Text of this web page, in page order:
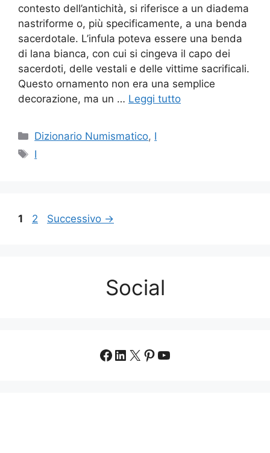
contesto dell’antichità, si riferisce a un diadema
nastriforme o, più specificamente, a una benda
sacerdotale. L’infula poteva essere una benda
di lana bianca, con cui si cingeva il capo dei
sacerdoti, delle vestali e delle vittime sacrificali.
Questo ornamento non era una semplice
decorazione, ma un … Leggi tutto
Categorie
Dizionario Numismatico, I
Tag
I
Pagina
1 Pagina
2 Successivo →
Social
Facebook
LinkedIn
X Pinterest
YouTube